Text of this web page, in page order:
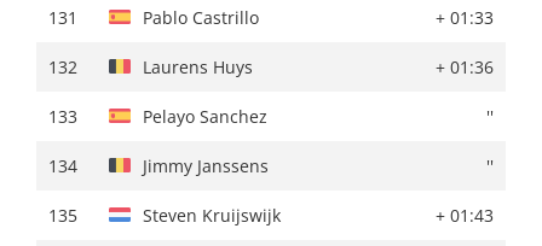
131 Pablo Castrillo + 01:33
132 Laurens Huys + 01:36
133 Pelayo Sanchez ''
134 Jimmy Janssens ''
135 Steven Kruijswijk + 01:43
131 Lukasz Owsian ''
132 Alessandro Verre + 02:53
133 Johannes Staune-Mittet + 02:54
134 Steven Kruijswijk + 02:57
135 Sjoerd Bax + 03:02